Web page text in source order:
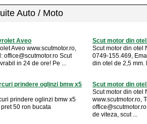
Auto / Moto
Aveo
Aveo www.scutmotor.ro,
office@scutmotor.ro Scut
in 24 de ore! Pe ...
Scut motor din
Scut motor din otel
0749-155.469,
din otel de 2,5 mm.
prindere oglinzi bmw x5
prindere oglinzi bmw x5
50 ron bucata
Scut motor din
Scut motor din otel
www.scutmotor.ro,
office@scutmotor.ro
de viteza, scut ...